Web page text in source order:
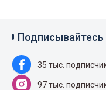
35 тыс.
97 тыс.